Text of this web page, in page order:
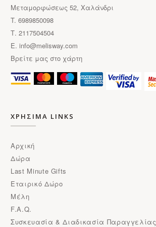
Μεταμορφώσεως 52, Χαλάνδρι
T. 6989850098
Τ. 2117504504
E. info@melisway.com
Βρείτε μας στο χάρτη
ΧΡΗΣΙΜΑ LINKS
Αρχική
Δώρα
Last Minute Gifts
Εταιρικό Δώρο
Μέλη
F.A.Q.
Συσκευασία & Διαδικασία Παραγγελίας